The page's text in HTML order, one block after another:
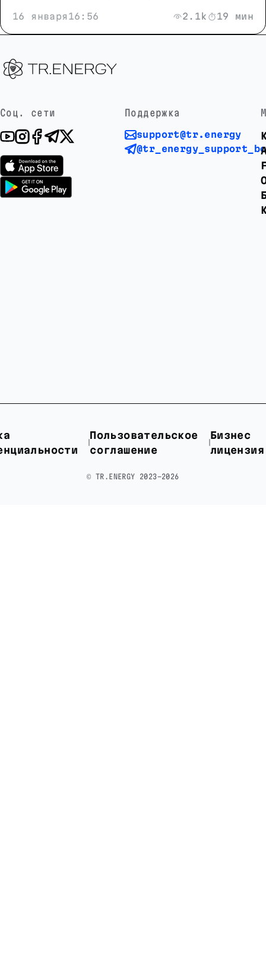
16 января 16:56 2.1k 19 мин
Соц. сети Поддержка
support@tr.energy
Пользовательское
соглашение
Бизнес
лицензия
©️ TR.ENERGY 2023-2026